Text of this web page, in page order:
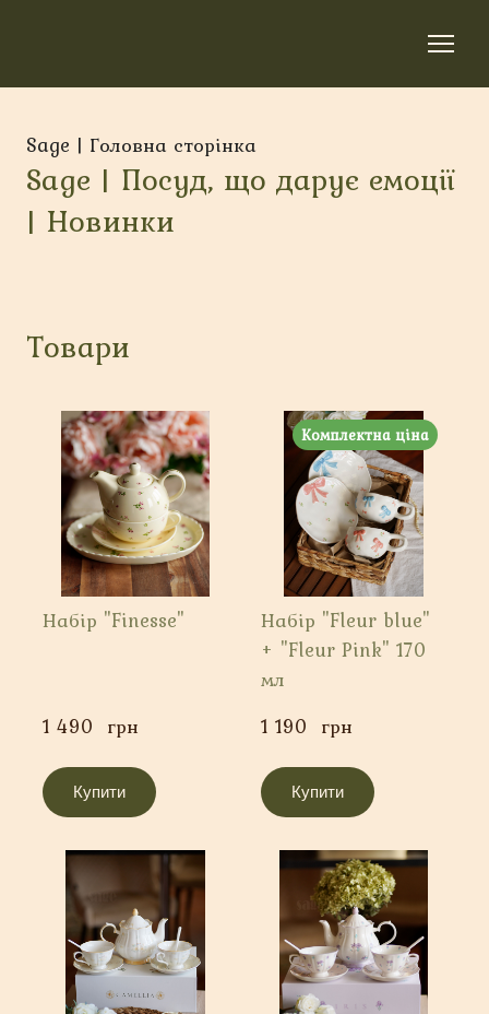
Sage | Головна сторінка
Sage | Посуд, що дарує емоції
| Новинки
Товари
Набір "Finesse"
1 490  грн
Купити
Комплектна ціна
Набір "Fleur blue"
+ "Fleur Pink" 170
мл
1 190  грн
Купити